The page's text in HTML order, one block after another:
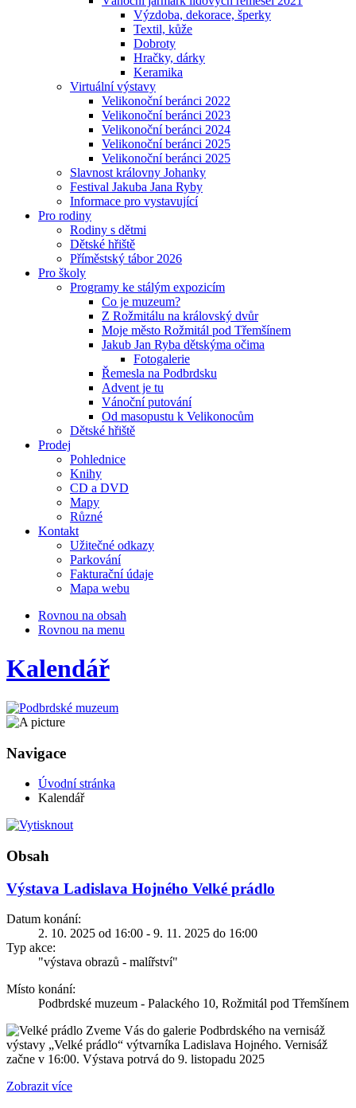
Výzdoba, dekorace, šperky
Textil, kůže
Dobroty
Hračky, dárky
Keramika
Virtuální výstavy
Velikonoční beránci 2022
Velikonoční beránci 2023
Velikonoční beránci 2024
Velikonoční beránci 2025
Velikonoční beránci 2025
Slavnost královny Johanky
Festival Jakuba Jana Ryby
Informace pro vystavující
Pro rodiny
Rodiny s dětmi
Dětské hřiště
Příměstský tábor 2026
Pro školy
Programy ke stálým expozicím
Co je muzeum?
Z Rožmitálu na královský dvůr
Moje město Rožmitál pod Třemšínem
Jakub Jan Ryba dětskýma očima
Fotogalerie
Řemesla na Podbrdsku
Advent je tu
Vánoční putování
Od masopustu k Velikonocům
Dětské hřiště
Prodej
Pohlednice
Knihy
CD a DVD
Mapy
Různé
Kontakt
Užitečné odkazy
Parkování
Fakturační údaje
Mapa webu
Rovnou na obsah
Rovnou na menu
Kalendář
Navigace
Úvodní stránka
Kalendář
Obsah
Výstava Ladislava Hojného Velké prádlo
Datum konání:
2. 10. 2025 od 16:00 - 9. 11. 2025 do 16:00
Typ akce:
"výstava obrazů - malířství"
Místo konání:
Podbrdské muzeum - Palackého 10, Rožmitál pod Třemšínem
Zveme Vás do galerie Podbrdského na vernisáž
výstavy „Velké prádlo“ výtvarníka Ladislava Hojného. Vernisáž
začne v 16:00. Výstava potrvá do 9. listopadu 2025
Zobrazit více